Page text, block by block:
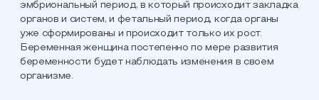
эмбриональный период, в который происходит закладка
органов и систем, и фетальный период, когда органы
уже сформированы и происходит только их рост.
Беременная женщина постепенно по мере развития
беременности будет наблюдать изменения в своем
организме.